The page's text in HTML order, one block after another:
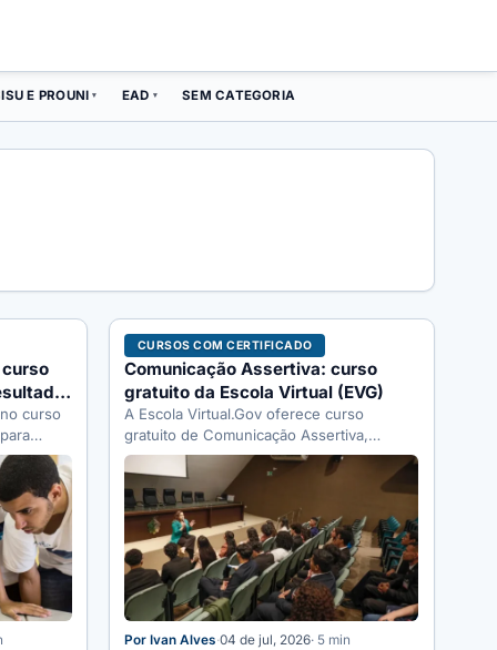
E PROUNI ▾ EAD ▾ SEM CATEGORIA
curso
o…
CURSOS COM CERTIFICADO
Comunicação Assertiva: curso
gratuito da Escola Virtual (EVG)
A Escola Virtual.Gov oferece curso
gratuito de Comunicação Assertiva,
Oratória e Retórica com certificado. Veja
carga horária, conteúdo…
Por Ivan Alves·04 de jul, 2026· 5 min